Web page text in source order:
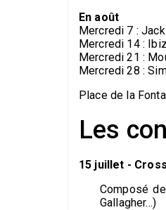
En août
Mercredi 7 :
Mercredi 14 :
Mercredi 21 :
Mercredi 28 :
Place de la
Les
15 juillet -
Composé
Gallagher...)